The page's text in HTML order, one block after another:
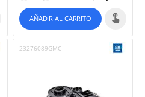
AÑADIR AL CARRITO
23276089GMC